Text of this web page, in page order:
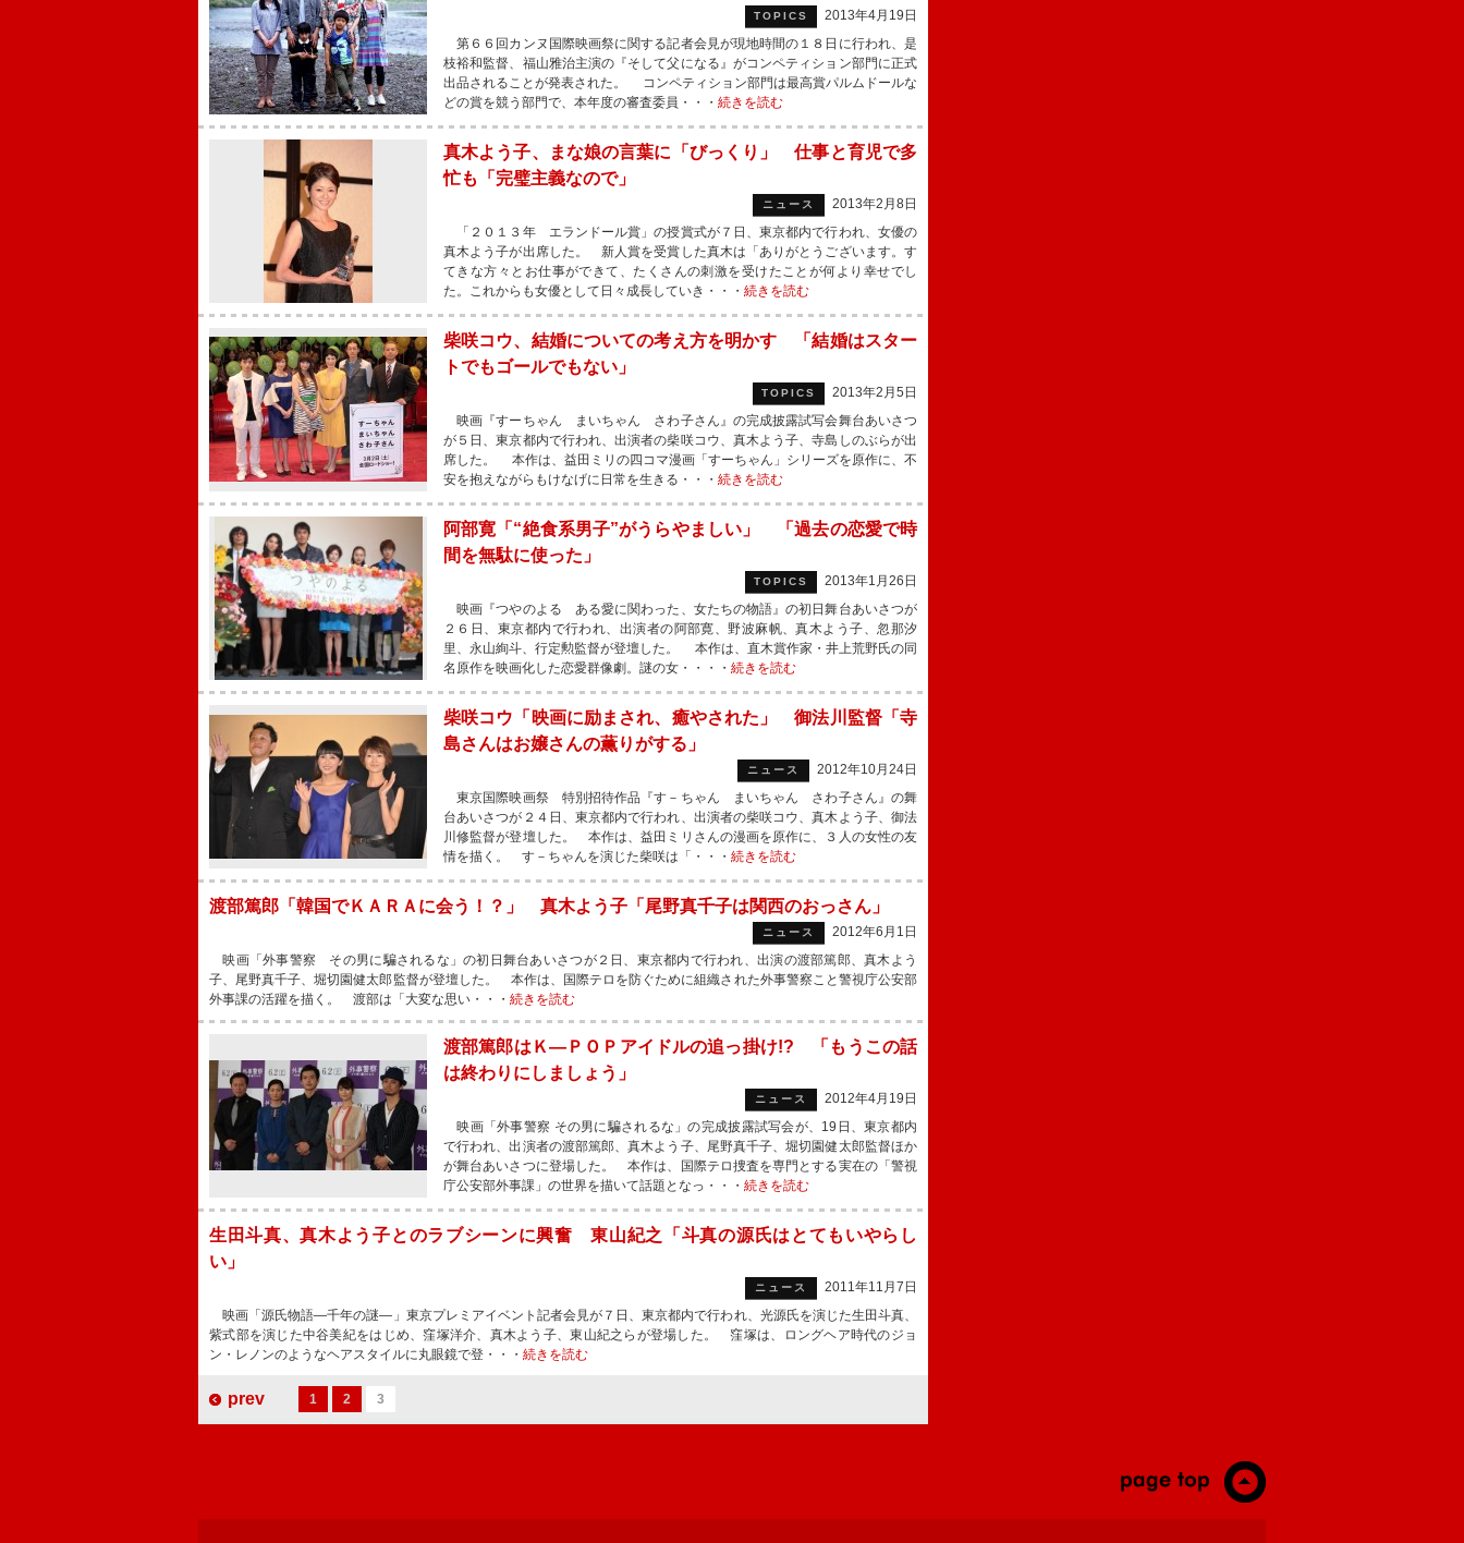
TOPICS
2013年4月19日
第６６回カンヌ国際映画祭に関する記者会見が現地時間の１８日に行われ、是
枝裕和監督、福山雅治主演の『そして父になる』がコンペティション部門に正式
出品されることが発表された。 コンペティション部門は最高賞パルムドールな
どの賞を競う部門で、本年度の審査委員・・・ 続きを読む
真木よう子、まな娘の言葉に「びっくり」 仕事と育児で多
忙も「完璧主義なので」
ニュース
2013年2月8日
「２０１３年 エランドール賞」の授賞式が７日、東京都内で行われ、女優の
真木よう子が出席した。 新人賞を受賞した真木は「ありがとうございます。す
てきな方々とお仕事ができて、たくさんの刺激を受けたことが何より幸せでし
た。これからも女優として日々成長していき・・・ 続きを読む
柴咲コウ、結婚についての考え方を明かす 「結婚はスター
トでもゴールでもない」
TOPICS
2013年2月5日
映画『すーちゃん まいちゃん さわ子さん』の完成披露試写会舞台あいさつ
が５日、東京都内で行われ、出演者の柴咲コウ、真木よう子、寺島しのぶらが出
席した。 本作は、益田ミリの四コマ漫画「すーちゃん」シリーズを原作に、不
安を抱えながらもけなげに日常を生きる・・・ 続きを読む
阿部寛「“絶食系男子”がうらやましい」 「過去の恋愛で時
間を無駄に使った」
TOPICS
2013年1月26日
映画『つやのよる ある愛に関わった、女たちの物語』の初日舞台あいさつが
２６日、東京都内で行われ、出演者の阿部寛、野波麻帆、真木よう子、忽那汐
里、永山絢斗、行定勲監督が登壇した。 本作は、直木賞作家・井上荒野氏の同
名原作を映画化した恋愛群像劇。謎の女・・・・ 続きを読む
柴咲コウ「映画に励まされ、癒やされた」 御法川監督「寺
島さんはお嬢さんの薫りがする」
ニュース
2012年10月24日
東京国際映画祭 特別招待作品『す－ちゃん まいちゃん さわ子さん』の舞
台あいさつが２４日、東京都内で行われ、出演者の柴咲コウ、真木よう子、御法
川修監督が登壇した。 本作は、益田ミリさんの漫画を原作に、３人の女性の友
情を描く。 す－ちゃんを演じた柴咲は「・・・ 続きを読む
渡部篤郎「韓国でＫＡＲＡに会う！？」 真木よう子「尾野真千子は関西のおっさん」
ニュース
2012年6月1日
映画「外事警察 その男に騙されるな」の初日舞台あいさつが２日、東京都内で行われ、出演の渡部篤郎、真木よう
子、尾野真千子、堀切園健太郎監督が登壇した。 本作は、国際テロを防ぐために組織された外事警察こと警視庁公安部
外事課の活躍を描く。 渡部は「大変な思い・・・ 続きを読む
渡部篤郎はＫ―ＰＯＰアイドルの追っ掛け!? 「もうこの話
は終わりにしましょう」
ニュース
2012年4月19日
映画「外事警察 その男に騙されるな」の完成披露試写会が、19日、東京都内
で行われ、出演者の渡部篤郎、真木よう子、尾野真千子、堀切園健太郎監督ほか
が舞台あいさつに登場した。 本作は、国際テロ捜査を専門とする実在の「警視
庁公安部外事課」の世界を描いて話題となっ・・・ 続きを読む
生田斗真、真木よう子とのラブシーンに興奮 東山紀之「斗真の源氏はとてもいやらし
い」
ニュース
2011年11月7日
映画「源氏物語―千年の謎―」東京プレミアイベント記者会見が７日、東京都内で行われ、光源氏を演じた生田斗真、
紫式部を演じた中谷美紀をはじめ、窪塚洋介、真木よう子、東山紀之らが登場した。 窪塚は、ロングヘア時代のジョ
ン・レノンのようなヘアスタイルに丸眼鏡で登・・・ 続きを読む
prev 1 2 3